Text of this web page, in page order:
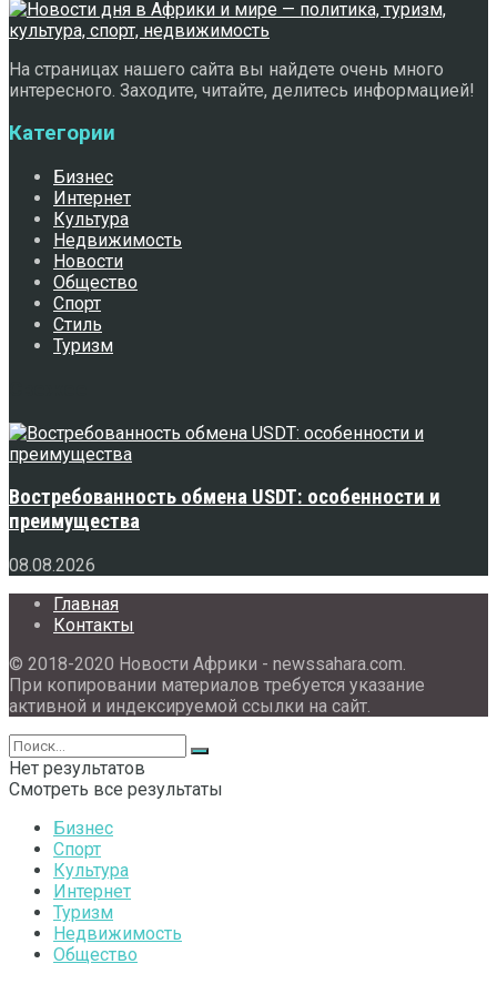
На страницах нашего сайта вы найдете очень много
интересного. Заходите, читайте, делитесь информацией!
Категории
Бизнес
Интернет
Культура
Недвижимость
Новости
Общество
Спорт
Стиль
Туризм
Востребованность обмена USDT: особенности и
преимущества
08.08.2026
Главная
Контакты
© 2018-2020 Новости Африки - newssahara.com.
При копировании материалов требуется указание
активной и индексируемой ссылки на сайт.
Нет результатов
Смотреть все результаты
Бизнес
Спорт
Культура
Интернет
Туризм
Недвижимость
Общество